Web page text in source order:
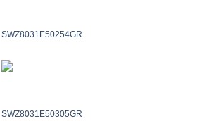
SWZ8031E50254GR
SWZ8031E50305GR